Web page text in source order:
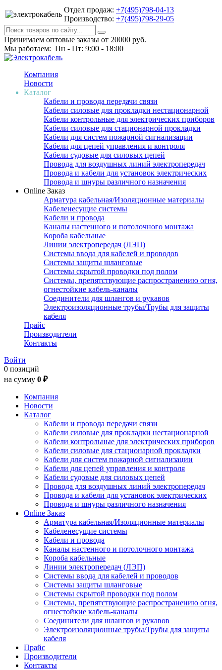
Отдел продаж: +7(495)798-04-13
Производство: +7(495)798-29-05
Принимаем оптовые заказы от 20000 руб.
Мы работаем: Пн - Пт: 9:00 - 18:00
Компания
Новости
Каталог
Кабели и провода передачи связи
Кабели силовые для прокладки нестационарной
Кабели контрольные для электрических приборов
Кабели силовые для стационарной прокладки
Кабели для систем пожарной сигнализации
Кабели для цепей управления и контроля
Кабели судовые для силовых цепей
Провода для воздушных линий электропередач
Провода и кабели для установок электрических
Провода и шнуры различного назначения
Online Заказ
Арматура кабельная/Изоляционные материалы
Кабеленесущие системы
Кабели и провода
Каналы настенного и потолочного монтажа
Короба кабельные
Линии электропередач (ЛЭП)
Системы ввода для кабелей и проводов
Системы защиты шланговые
Системы скрытой проводки под полом
Системы, препятствующие распространению огня,
огнестойкие кабель-каналы
Соединители для шлангов и рукавов
Электроизоляционные трубы/Трубы для защиты
кабеля
Прайс
Производители
Контакты
Войти
0 позиций
на сумму 0 ₽
Компания
Новости
Каталог
Кабели и провода передачи связи
Кабели силовые для прокладки нестационарной
Кабели контрольные для электрических приборов
Кабели силовые для стационарной прокладки
Кабели для систем пожарной сигнализации
Кабели для цепей управления и контроля
Кабели судовые для силовых цепей
Провода для воздушных линий электропередач
Провода и кабели для установок электрических
Провода и шнуры различного назначения
Online Заказ
Арматура кабельная/Изоляционные материалы
Кабеленесущие системы
Кабели и провода
Каналы настенного и потолочного монтажа
Короба кабельные
Линии электропередач (ЛЭП)
Системы ввода для кабелей и проводов
Системы защиты шланговые
Системы скрытой проводки под полом
Системы, препятствующие распространению огня,
огнестойкие кабель-каналы
Соединители для шлангов и рукавов
Электроизоляционные трубы/Трубы для защиты
кабеля
Прайс
Производители
Контакты